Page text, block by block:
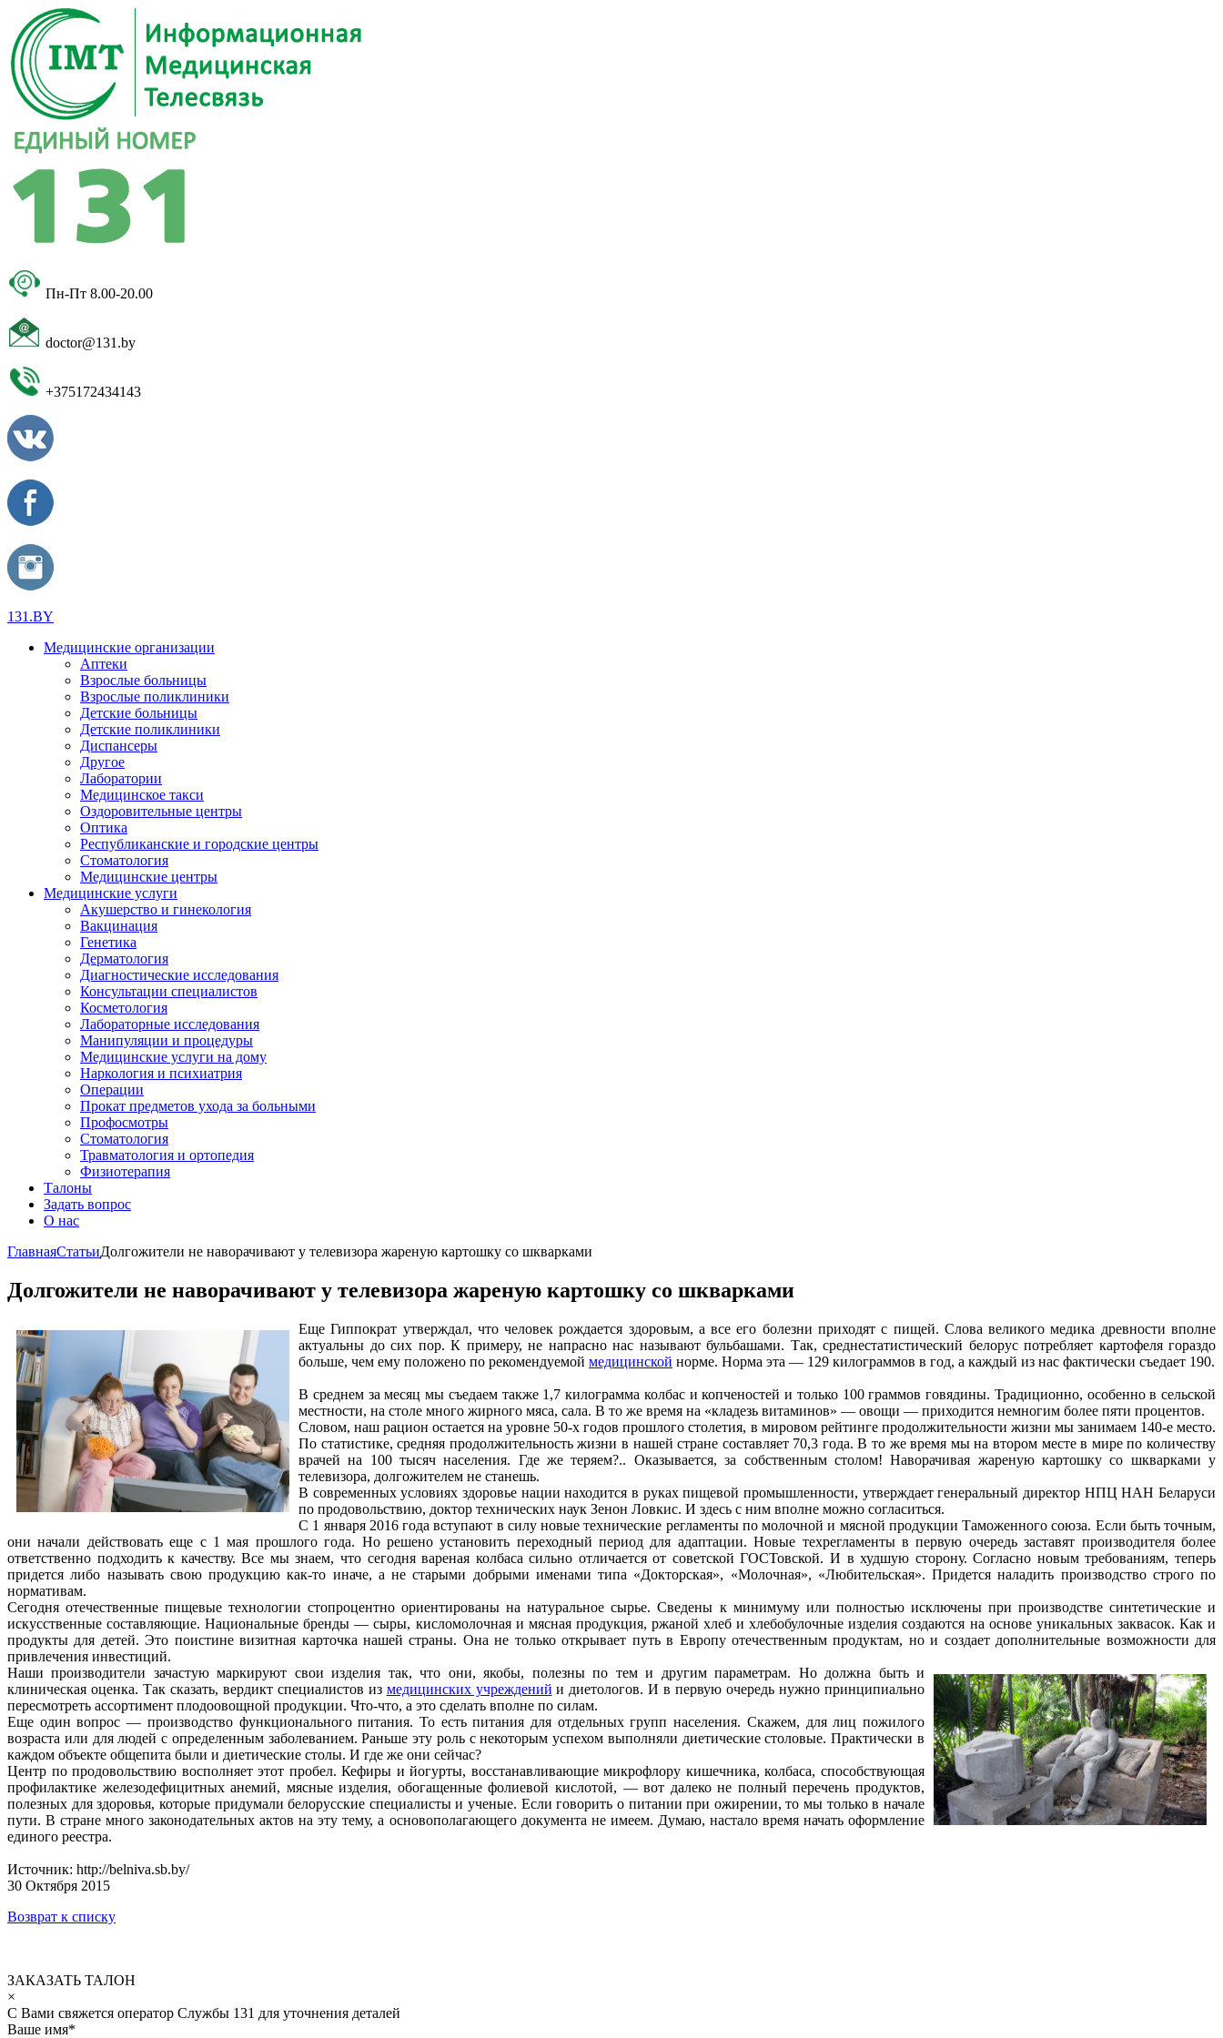
Пн-Пт 8.00-20.00
doctor@131.by
+375172434143
131.BY
Медицинские организации
Аптеки
Взрослые больницы
Взрослые поликлиники
Детские больницы
Детские поликлиники
Диспансеры
Другое
Лаборатории
Медицинское такси
Оздоровительные центры
Оптика
Республиканские и городские центры
Стоматология
Медицинские центры
Медицинские услуги
Акушерство и гинекология
Вакцинация
Генетика
Дерматология
Диагностические исследования
Консультации специалистов
Косметология
Лабораторные исследования
Манипуляции и процедуры
Медицинские услуги на дому
Наркология и психиатрия
Операции
Прокат предметов ухода за больными
Профосмотры
Стоматология
Травматология и ортопедия
Физиотерапия
Талоны
Задать вопрос
О нас
ГлавнаяСтатьиДолгожители не наворачивают у телевизора жареную картошку со шкварками
Долгожители не наворачивают у телевизора жареную картошку со шкварками
Еще Гиппократ утверждал, что человек рождается здоровым, а все его болезни приходят с пищей. Слова великого медика древности вполне
актуальны до сих пор. К примеру, не напрасно нас называют бульбашами. Так, среднестатистический белорус потребляет картофеля гораздо
больше, чем ему положено по рекомендуемой медицинской норме. Норма эта — 129 килограммов в год, а каждый из нас фактически съедает 190.
В среднем за месяц мы съедаем также 1,7 килограмма колбас и копченостей и только 100 граммов говядины. Традиционно, особенно в сельской
местности, на столе много жирного мяса, сала. В то же время на «кладезь витаминов» — овощи — приходится немногим более пяти процентов.
Словом, наш рацион остается на уровне 50-х годов прошлого столетия, в мировом рейтинге продолжительности жизни мы занимаем 140-е место.
По статистике, средняя продолжительность жизни в нашей стране составляет 70,3 года. В то же время мы на втором месте в мире по количеству
врачей на 100 тысяч населения. Где же теряем?.. Оказывается, за собственным столом! Наворачивая жареную картошку со шкварками у
телевизора, долгожителем не станешь.
В современных условиях здоровье нации находится в руках пищевой промышленности, утверждает генеральный директор НПЦ НАН Беларуси
по продовольствию, доктор технических наук Зенон Ловкис. И здесь с ним вполне можно согласиться.
С 1 января 2016 года вступают в силу новые технические регламенты по молочной и мясной продукции Таможенного союза. Если быть точным,
они начали действовать еще с 1 мая прошлого года. Но решено установить переходный период для адаптации. Новые техрегламенты в первую очередь заставят производителя более
ответственно подходить к качеству. Все мы знаем, что сегодня вареная колбаса сильно отличается от советской ГОСТовской. И в худшую сторону. Согласно новым требованиям, теперь
придется либо называть свою продукцию как-то иначе, а не старыми добрыми именами типа «Докторская», «Молочная», «Любительская». Придется наладить производство строго по
нормативам.
Сегодня отечественные пищевые технологии стопроцентно ориентированы на натуральное сырье. Сведены к минимуму или полностью исключены при производстве синтетические и
искусственные составляющие. Национальные бренды — сыры, кисломолочная и мясная продукция, ржаной хлеб и хлебобулочные изделия создаются на основе уникальных заквасок. Как и
продукты для детей. Это поистине визитная карточка нашей страны. Она не только открывает путь в Европу отечественным продуктам, но и создает дополнительные возможности для
привлечения инвестиций.
Наши производители зачастую маркируют свои изделия так, что они, якобы, полезны по тем и другим параметрам. Но должна быть и
клиническая оценка. Так сказать, вердикт специалистов из медицинских учреждений и диетологов. И в первую очередь нужно принципиально
пересмотреть ассортимент плодоовощной продукции. Что-что, а это сделать вполне по силам.
Еще один вопрос — производство функционального питания. То есть питания для отдельных групп населения. Скажем, для лиц пожилого
возраста или для людей с определенным заболеванием. Раньше эту роль с некоторым успехом выполняли диетические столовые. Практически в
каждом объекте общепита были и диетические столы. И где же они сейчас?
Центр по продовольствию восполняет этот пробел. Кефиры и йогурты, восстанавливающие микрофлору кишечника, колбаса, способствующая
профилактике железодефицитных анемий, мясные изделия, обогащенные фолиевой кислотой, — вот далеко не полный перечень продуктов,
полезных для здоровья, которые придумали белорусские специалисты и ученые. Если говорить о питании при ожирении, то мы только в начале
пути. В стране много законодательных актов на эту тему, а основополагающего документа не имеем. Думаю, настало время начать оформление
единого реестра.
Источник: http://belniva.sb.by/
30 Октября 2015
Возврат к списку
ЗАКАЗАТЬ ТАЛОН
×
С Вами свяжется оператор Службы 131 для уточнения деталей
Ваше имя*